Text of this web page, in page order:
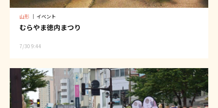
山形 ｜ イベント
むらやま徳内まつり
7/30 9:44